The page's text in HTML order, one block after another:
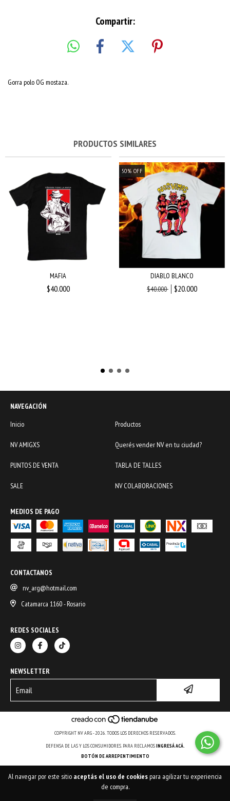
Al navegar por este sitio aceptás el uso de cookiespara agilizar tu experiencia
de compra.
Compartir:
Gorra polo OG mostaza.
PRODUCTOS SIMILARES
MAFIA
$40.000
50% OFF
DIABLO BLANCO
$40.000
$20.000
NAVEGACIÓN
Inicio
Productos
NV AMIGXS Querés vender NV en tu ciudad?
PUNTOS DE VENTA TABLA DE TALLES
SALE NV COLABORACIONES
MEDIOS DE PAGO
CONTACTANOS
nv_arg@hotmail.com
Catamarca 1160 - Rosario
REDES SOCIALES
NEWSLETTER
COPYRIGHT NV ARG - 2026. TODOS LOS DERECHOS RESERVADOS.
DEFENSA DE LAS Y LOS CONSUMIDORES. PARA RECLAMOSINGRESÁ ACÁ.
BOTÓN DE ARREPENTIMIENTO